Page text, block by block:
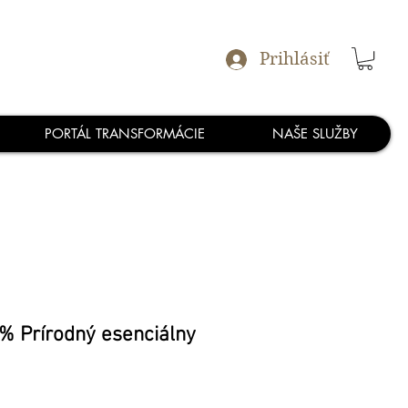
Prihlásiť
PORTÁL TRANSFORMÁCIE NAŠE SLUŽBY
Prírodný esenciálny